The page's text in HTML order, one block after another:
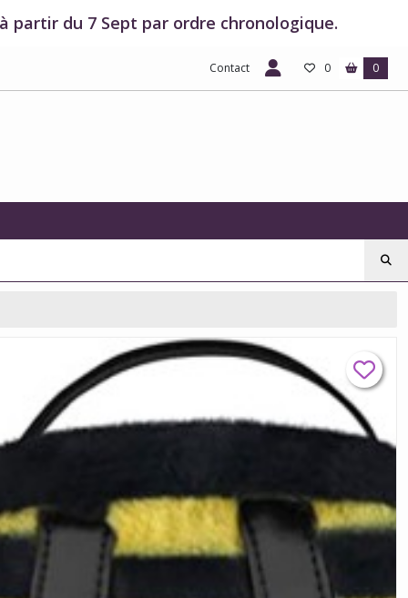
partir du 7 Sept par ordre chronologique.
Contact 0 0